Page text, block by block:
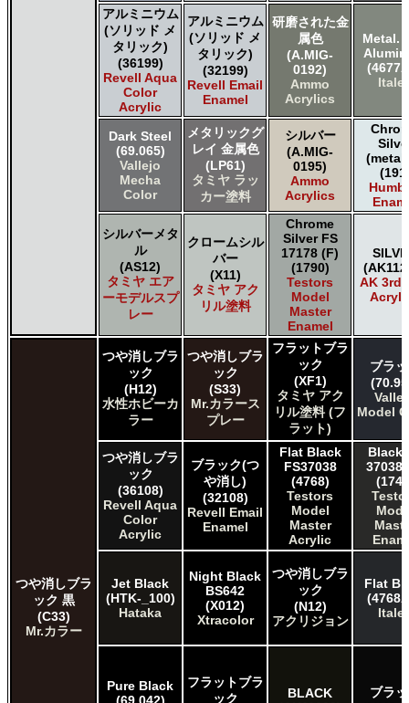
タミヤ タミヤ エアーモデルスプレー
タミヤ タミヤ エナメル塗料
タミヤ タミヤ トップコート/サーフェイサー/プライマー
タミヤ タミヤ ラッカー塗料
タミヤ タミヤスプレー
タミヤ タミヤスプレー
ＧＳＩクレオス Mr.カラー
ＧＳＩクレオス Mr.カラー GX
ＧＳＩクレオス Mr.カラー 色ノ源
ＧＳＩクレオス Mr.カラー スーパーメタリック
ＧＳＩクレオス Mr.カラー スーパーメタリック 2
ＧＳＩクレオス Mr.カラースプレー
ＧＳＩクレオス Mr.クリアカラーGX
ＧＳＩクレオス Mr.クリスタルカラー
ＧＳＩクレオス Mr.サーフェイサー/プライマー
ＧＳＩクレオス Mr.トップコート
ＧＳＩクレオス Mr.メタルカラー
ＧＳＩクレオス アクリジョン
ＧＳＩクレオス ガンダムカラー
ＧＳＩクレオス ガンダムカラースプレー
ＧＳＩクレオス ガンダムマーカー
ＧＳＩクレオス 水性ホビーカラー
アルミニウム
(ソリッド メ
タリック)
(36199)
Revell Aqua
Color
Acrylic
アルミニウム
(ソリッド メ
タリック)
(32199)
Revell Email
Enamel
研磨された金
属色
(A.MIG-
0192)
Ammo
Acrylics
Metal.
Dark Steel
(69.065)
Vallejo
Mecha
Color
メタリックグ
レイ 金属色
(LP61)
タミヤ ラッ
カー塗料
シルバー
(A.MIG-
0195)
Ammo
Acrylics
シルバーメタ
ル
(AS12)
タミヤ エア
ーモデルスプ
レー
クロームシル
バー
(X11)
タミヤ アク
リル塗料
Chrome
Silver FS
17178 (F)
(1790)
Testors
Model
Master
Enamel
AK 3rd
つや消しブラ
ック 黒
(C33)
Mr.カラー
つや消しブラ
ック
(H12)
水性ホビーカ
ラー
つや消しブラ
ック
(S33)
Mr.カラース
プレー
フラットブラ
ック
(XF1)
タミヤ アク
リル塗料 (フ
ラット)
ブラ
Model
つや消しブラ
ック
(36108)
Revell Aqua
Color
Acrylic
ブラック(つ
や消し)
(32108)
Revell Email
Enamel
Flat Black
FS37038
(4768)
Testors
Model
Master
Acrylic
Black
37038
Jet Black
(HTK-_100)
Hataka
Night Black
BS642
(X012)
Xtracolor
つや消しブラ
ック
(N12)
アクリジョン
Flat
Pure Black
フラットブラ
ック
BLACK
ブラ